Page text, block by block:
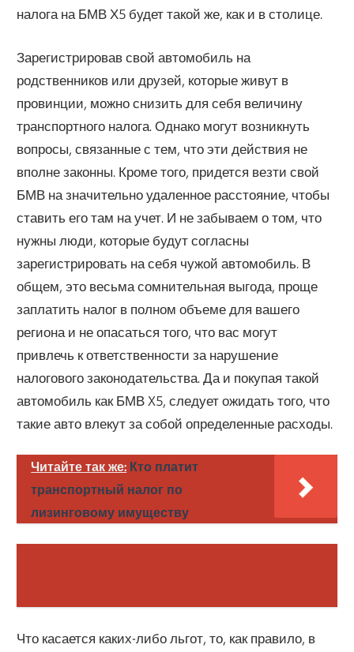
налога на БМВ Х5 будет такой же, как и в столице.
Зарегистрировав свой автомобиль на
родственников или друзей, которые живут в
провинции, можно снизить для себя величину
транспортного налога. Однако могут возникнуть
вопросы, связанные с тем, что эти действия не
вполне законны. Кроме того, придется везти свой
БМВ на значительно удаленное расстояние, чтобы
ставить его там на учет. И не забываем о том, что
нужны люди, которые будут согласны
зарегистрировать на себя чужой автомобиль. В
общем, это весьма сомнительная выгода, проще
заплатить налог в полном объеме для вашего
региона и не опасаться того, что вас могут
привлечь к ответственности за нарушение
налогового законодательства. Да и покупая такой
автомобиль как БМВ X5, следует ожидать того, что
такие авто влекут за собой определенные расходы.
Читайте так же: Кто платит
транспортный налог по
лизинговому имуществу
Что касается каких-либо льгот, то, как правило, в